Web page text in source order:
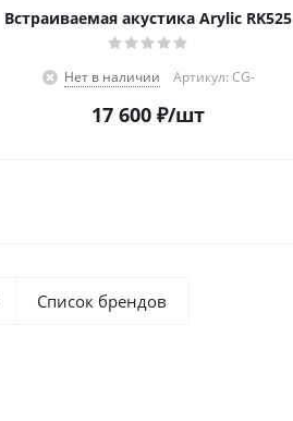
Встраиваемая акустика Arylic RK525
Нет в наличии Артикул: CG-
17 600 ₽/шт
Список брендов